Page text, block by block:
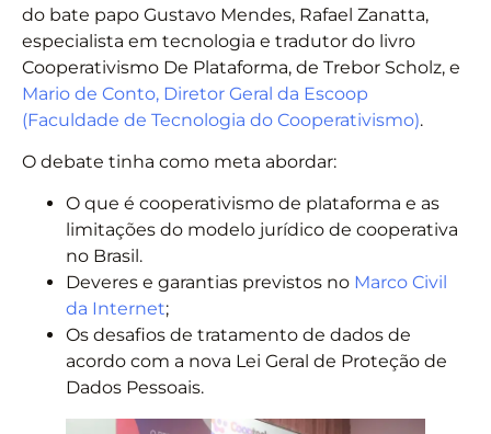
do bate papo Gustavo Mendes, Rafael Zanatta,
especialista em tecnologia e tradutor do livro
Cooperativismo De Plataforma, de Trebor Scholz, e
Mario de Conto, Diretor Geral da Escoop
(Faculdade de Tecnologia do Cooperativismo).
O debate tinha como meta abordar:
O que é cooperativismo de plataforma e as
limitações do modelo jurídico de cooperativa
no Brasil.
Deveres e garantias previstos no Marco Civil
da Internet;
Os desafios de tratamento de dados de
acordo com a nova Lei Geral de Proteção de
Dados Pessoais.